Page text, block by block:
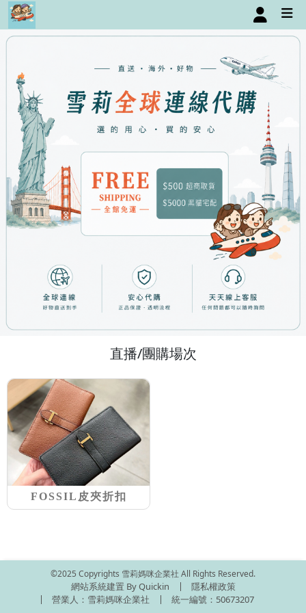
直播/團購場次
FOSSIL皮夾折扣
©2025 Copyrights 雪莉媽咪企業社 All Rights Reserved.
網站系統建置 By Quickin
隱私權政策
營業人：雪莉媽咪企業社
統一編號：50673207